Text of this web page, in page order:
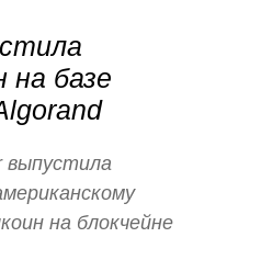
на базе
выпустила
на блокчейне